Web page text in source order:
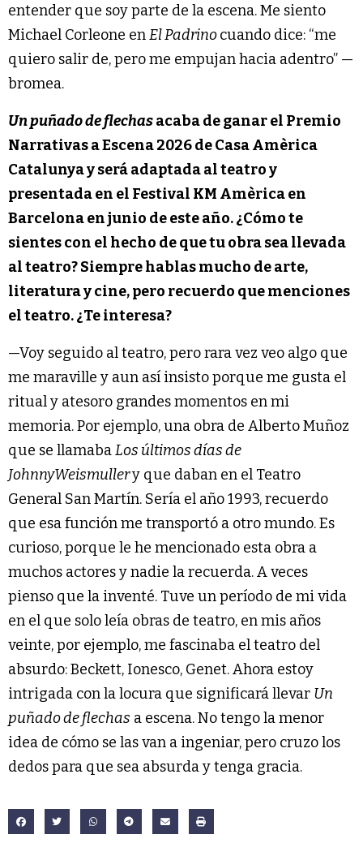
entender que soy parte de la escena. Me siento
Michael Corleone enEl Padrinocuando dice: “me
quiero salir de, pero me empujan hacia adentro” —
bromea.
Un puñado de flechasacaba de ganar el Premio
Narrativas a Escena 2026 de Casa Amèrica
Catalunya y será adaptada al teatro y
presentada en el Festival KM Amèrica en
Barcelona en junio de este año. ¿Cómo te
sientes con el hecho de que tu obra sea llevada
al teatro? Siempre hablas mucho de arte,
literatura y cine, pero recuerdo que menciones
el teatro. ¿Te interesa?
—Voy seguido al teatro, pero rara vez veo algo que
me maraville y aun así insisto porque me gusta el
ritual y atesoro grandes momentos en mi
memoria. Por ejemplo, una obra de Alberto Muñoz
que se llamabaLos últimos días de
JohnnyWeismullery que daban en el Teatro
General San Martín. Sería el año 1993, recuerdo
que esa función me transportó a otro mundo. Es
curioso, porque le he mencionado esta obra a
muchos actores y nadie la recuerda. A veces
pienso que la inventé. Tuve un período de mi vida
en el que solo leía obras de teatro, en mis años
veinte, por ejemplo, me fascinaba el teatro del
absurdo: Beckett, Ionesco, Genet. Ahora estoy
intrigada con la locura que significará llevar Un
puñado de flechas a escena. No tengo la menor
idea de cómo se las van a ingeniar, pero cruzo los
dedos para que sea absurda y tenga gracia.